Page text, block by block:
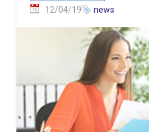
12/04/19 news